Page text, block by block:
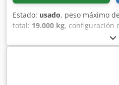
Estado: usado, peso máximo
total: 19.000 kg, configuración
, próxima
de fabricación:2021, Número
G300385 Disponible